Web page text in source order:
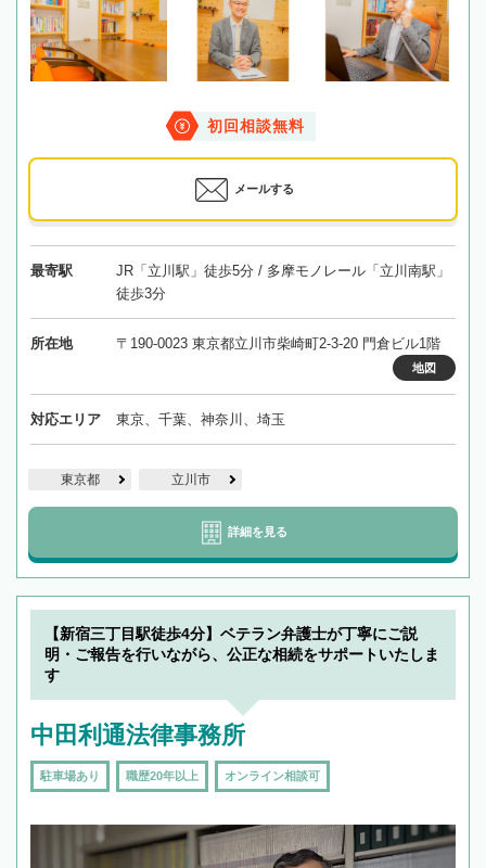
初回相談無料
メールする
最寄駅
JR「立川駅」徒歩5分 / 多摩モノレール「立川南駅」
徒歩3分
所在地 〒190-0023 東京都立川市柴崎町2-3-20 門倉ビル1階
地図
対応エリア 東京、千葉、神奈川、埼玉
東京都 立川市
詳細を見る
【新宿三丁目駅徒歩4分】ベテラン弁護士が丁寧にご説
明・ご報告を行いながら、公正な相続をサポートいたしま
す
中田利通法律事務所
駐車場あり 職歴20年以上 オンライン相談可